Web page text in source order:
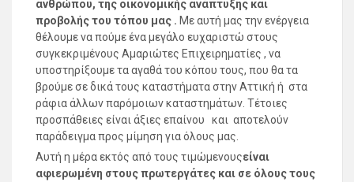
ανθρώπου, της οικονομικής ανάπτυξης και
προβολής του τόπου μας . Με αυτή μας την ενέργεια
θέλουμε να πούμε ένα μεγάλο ευχαριστώ στους
συγκεκριμένους Αμαριώτες Επιχειρηματίες , να
υποστηρίξουμε τα αγαθά του κόπου τους, που θα τα
βρούμε σε δικά τους καταστήματα στην Αττική ή στα
ράφια άλλων παρόμοιων καταστημάτων. Τέτοιες
προσπάθειες είναι άξιες επαίνου και αποτελούν
παράδειγμα προς μίμηση για όλους μας.
Αυτή η μέρα εκτός από τους τιμώμενουςείναι
αφιερωμένη στους πρωτεργάτες και σε όλους τους